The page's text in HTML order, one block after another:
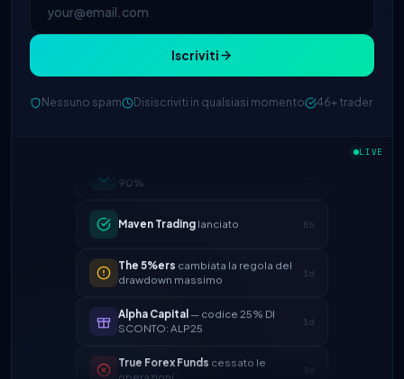
Iscriviti
Nessuno spam Disiscriviti in qualsiasi momento 46+ trader
LIVE